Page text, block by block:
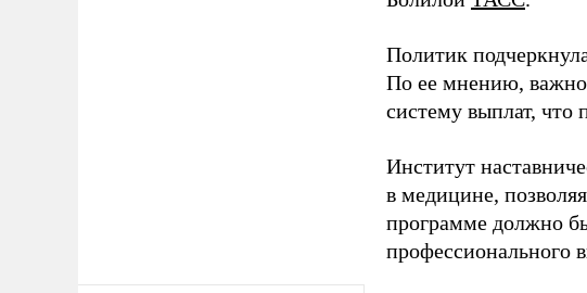
Политик
По ее мнению, важно
систему выплат, что
Институт
в медицине,
программе должно
профессионального